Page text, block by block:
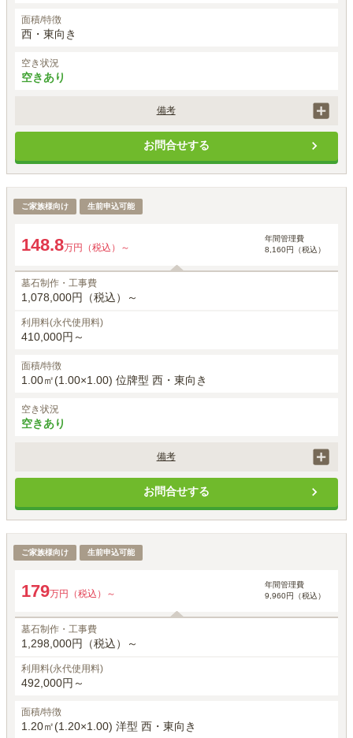
面積/特徴
西・東向き
空き状況
空きあり
備考
価格には、正面彫刻、建立者名、建立年月日、家紋は石塔価格に含まれ
お戒名彫刻は、1霊体目33,000円(税込) 2霊体目以降22,000(税込)がかか
ります。
別途、申込時に手桶使用料5,500円(税込)が必要です。
お問合せする
四方ゆとり墓所
ご家族様向け 生前申込可能
148.8万円（税込）～
年間管理費
8,160円（税込）
墓石制作・工事費
1,078,000円（税込）～
利用料(永代使用料)
410,000円～
面積/特徴
1.00㎡(1.00×1.00) 位牌型 西・東向き
空き状況
空きあり
備考
価格には、正面彫刻、建立者名、建立年月日、家紋は石塔価格に含まれ
お戒名彫刻は、1霊体目33,000円(税込) 2霊体目以降22,000(税込)がかか
ります。
別途、申込時に手桶使用料5,500円(税込)が必要です。
お問合せする
四方ゆとり墓所
ご家族様向け 生前申込可能
179万円（税込）～
年間管理費
9,960円（税込）
墓石制作・工事費
1,298,000円（税込）～
利用料(永代使用料)
492,000円～
面積/特徴
1.20㎡(1.20×1.00) 洋型 西・東向き